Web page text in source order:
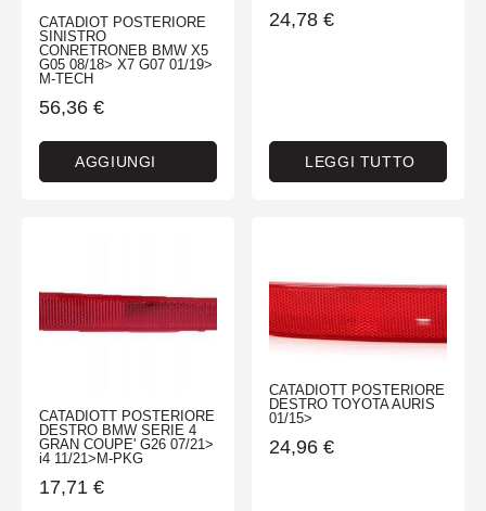
CATADIOT POSTERIORE
SINISTRO
CONRETRONEB BMW X5
G05 08/18> X7 G07 01/19>
M-TECH
56,36 €
AGGIUNGI
24,78 €
LEGGI TUTTO
CATADIOTT POSTERIORE
DESTRO BMW SERIE 4
GRAN COUPE' G26 07/21>
i4 11/21>M-PKG
17,71 €
CATADIOTT POSTERIORE
DESTRO TOYOTA AURIS
01/15>
24,96 €